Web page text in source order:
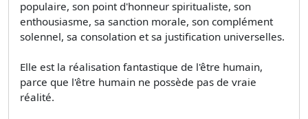
populaire, son point d'honneur spiritualiste, son
enthousiasme, sa sanction morale, son complément
solennel, sa consolation et sa justification universelles.
Elle est la réalisation fantastique de l'être humain,
parce que l'être humain ne possède pas de vraie
réalité.